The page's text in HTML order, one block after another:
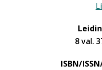
8 val.
ISBN/